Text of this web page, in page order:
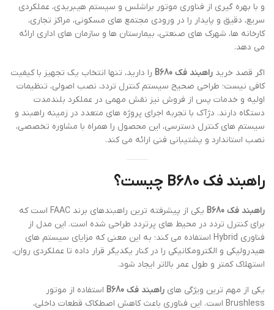
و با بهره گیری از فناوری موتور براشلس و سیستم هیبریدی، عملکردی
سریع، دقیق و پایدار را در ورودی مجتمع های مسکونی، مراکز تجاری،
کارخانه ها، شهرک های صنعتی، بیمارستان ها و سازمان های اداری ارائه
می دهد.
اگر قصد خرید راهبند فک B680
را دارید، تنها انتخاب یک تجهیز با کیفیت
کافی نیست؛ طراحی صحیح سیستم کنترل تردد، نصب اصولی، تنظیمات
اولیه و خدمات پس از فروش نیز نقش مهمی در عملکرد بلندمدت
دستگاه دارند. دژآک با تجربه اجرای پروژه های متعدد در زمینه راهبند و
سیستم های کنترل دسترسی، این محصول را همراه با مشاوره تخصصی،
نصب استاندارد و پشتیبانی فنی ارائه می کند.
راهبند فک B680 چیست؟
راهبند فک B680
یکی از پیشرفته ترین راهبندهای برند FAAC است که
برای کنترل تردد در محیط های پرتردد طراحی شده است. این مدل از
فناوری Hybrid استفاده می کند؛ به این معنی که مزایای سیستم های
هیدرولیکی و الکترومکانیکی را در کنار یکدیگر قرار داده تا عملکردی روان،
استهلاک کمتر و طول عمر بالاتر ایجاد شود.
یکی از مهم ترین ویژگی های راهبند فک B680
استفاده از موتور
Brushless است. این فناوری باعث کاهش اصطکاک قطعات داخلی،